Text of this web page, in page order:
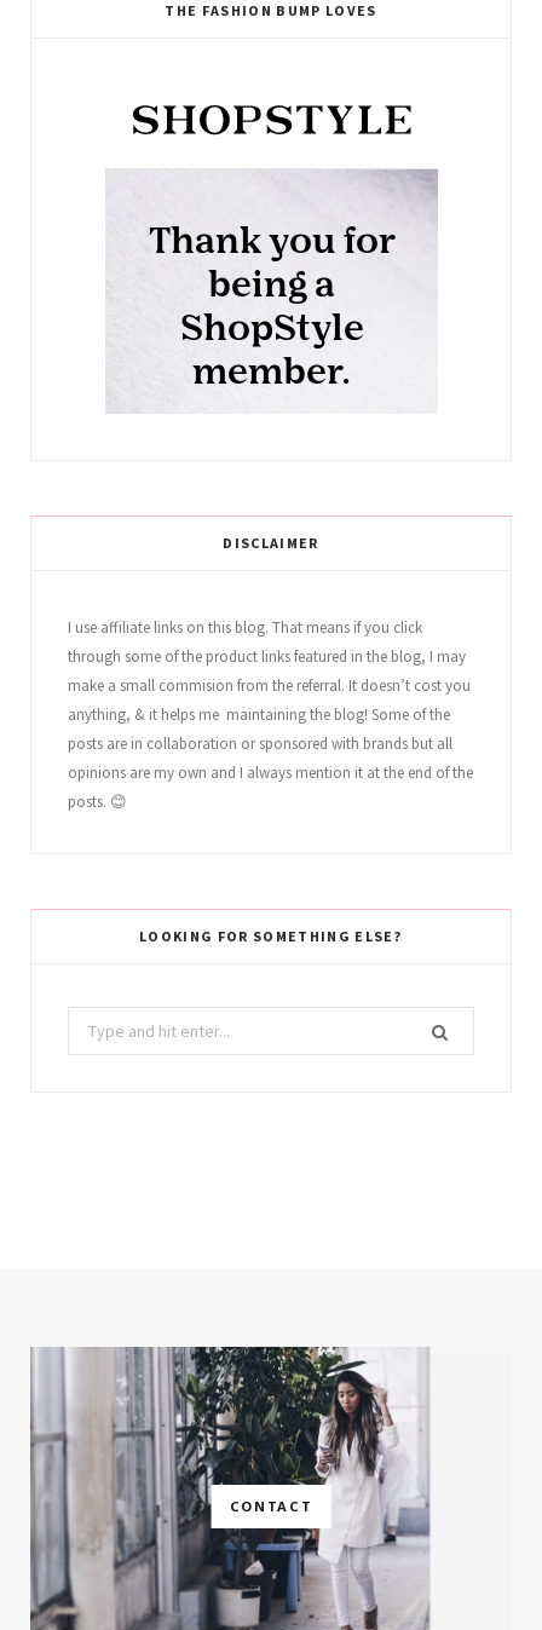
THE FASHION BUMP LOVES
DISCLAIMER
I use affiliate links on this blog. That means if you click
through some of the product links featured in the blog, I may
make a small commision from the referral. It doesn’t cost you
anything, & it helps me maintaining the blog! Some of the
posts are in collaboration or sponsored with brands but all
opinions are my own and I always mention it at the end of the
posts. 😊
LOOKING FOR SOMETHING ELSE?
Search
for:
CONTACT